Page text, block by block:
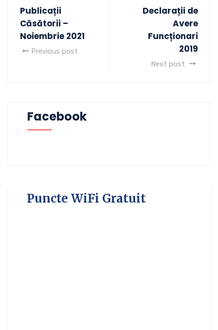
Publicații
Căsătorii –
Noiembrie 2021
Previous post
Declarații de
Avere
Funcționari
2019
Next post
Facebook
Puncte WiFi Gratuit